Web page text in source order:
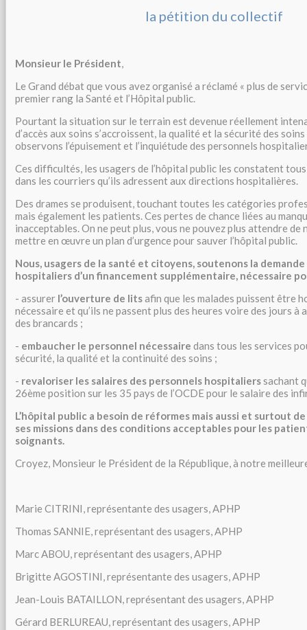
la pétition du collectif
Monsieur le Président,
Le Grand débat que vous avez organisé a réclamé « plus de
premier rang la Santé et l’Hôpital public.
Pourtant la situation sur le terrain est devenue réellement
d’accès aux soins s’accroissent, la qualité et la sécurité des
observons l’épuisement et l’inquiétude des personnels
Ces difficultés, les usagers de l’hôpital public les constatent
dans les courriers qu’ils adressent aux directions hospitalières.
Des drames se produisent, touchant toutes les catégories
mais également les patients. Ces pertes de chance liées au
inacceptables. On ne peut plus, vous ne pouvez plus attendre de
mettre en œuvre un plan d’urgence pour sauver l’hôpital public.
Nous, usagers de la santé et citoyens, soutenons la
hospitaliers d’un financement supplémentaire, nécessaire
- assurer l’ouverture de litsafin que les malades puissent être
nécessaire et qu’ils ne passent plus des heures voire des jours à
des brancards ;
- embaucher le personnel nécessaire dans tous les services
sécurité, la qualité et la continuité des soins ;
- revaloriser les salaires des personnels hospitalierssachant
26ème position sur les 35 pays de l’OCDE pour le salaire des
L’hôpital public a besoin de réformes mais aussi et surtout
ses missions dans des conditions acceptables pour les
soignants.
Croyez, Monsieur le Président de la République, à notre
Marie CITRINI, représentante des usagers,
Thomas SANNIE, représentant des usagers, APHP
Marc ABOU, représentant des usagers, APHP
Brigitte AGOSTINI, représentante des usagers, APHP
Jean-Louis BATAILLON, représentant des usagers, APHP
Gérard BERLUREAU, représentant des usagers, APHP